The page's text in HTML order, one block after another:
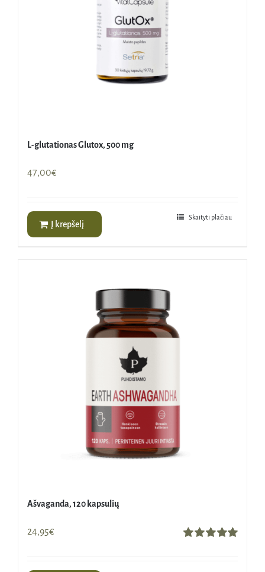
L-glutationas Glutox, 500 mg
47,00€
Į krepšelį
Skaityti plačiau
Ašvaganda, 120 kapsulių
24,95€